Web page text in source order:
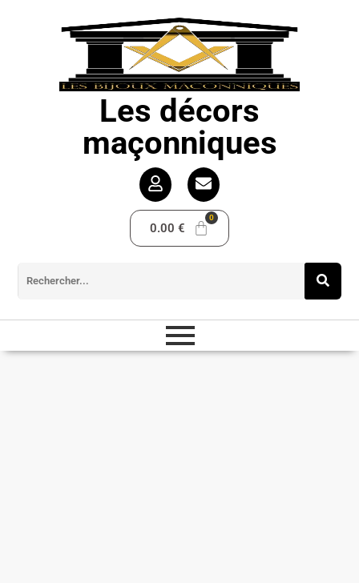
Les décors
maçonniques
0.00 €